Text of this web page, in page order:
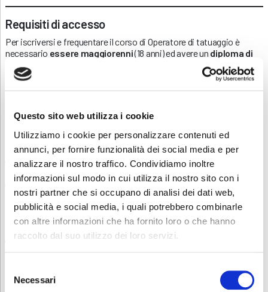
Questo sito web utilizza i cookie
Utilizziamo i cookie per personalizzare contenuti ed
annunci, per fornire funzionalità dei social media e per
analizzare il nostro traffico. Condividiamo inoltre
informazioni sul modo in cui utilizza il nostro sito con i
nostri partner che si occupano di analisi dei dati web,
pubblicità e social media, i quali potrebbero combinarle
con altre informazioni che ha fornito loro o che hanno
raccolto dal suo utilizzo dei loro servizi.
delNecessari
Requisiti di accesso
Per iscriversi e frequentare il corso di Operatore di tatuaggio è
necessario essere maggiorenni(18 anni) ed avere un diploma di
(licenza media). Coloro che
hanno conseguito un titolo di studio all’estero devono presentare
conoscenza della lingua italiana.
Inoltre, è necessario:
essere in possesso dello SPID – Sistema Pubblico di Identità
Digitale
oppure
essere in possesso della carta d’identità elettronica “CIE” con i
relativi codici rilasciati dalle autorità competenti. Se in possesso
di CIE è necessario scaricare sul proprio smartphone
l’applicazione “CieSign” per il riconoscimento del documento
aver installato sul proprio dispositivo digitale (smartphone o
Ulteriori informazioni